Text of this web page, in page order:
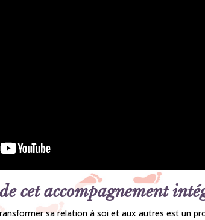
cet accompagnement
sa relation à soi et aux autres est un